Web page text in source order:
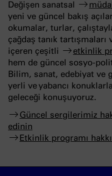
Değişen sanatsal
yeni ve güncel bakış
okumalar, turlar,
çağdaş tanık tartışmaları
içeren çeşitli
etkinlik
hem de güncel sosyo-
Bilim, sanat, edebiyat ve
yerli ve yabancı
geleceği konuşuyoruz.
Güncel sergilerimiz
edinin
Etkinlik programı